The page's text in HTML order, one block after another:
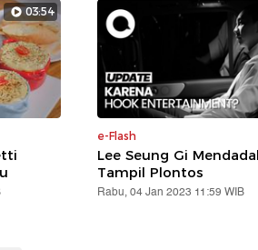
03:54
e-Flash
Lee Seung Gi
Tampil Plontos
Rabu, 04 Jan 2023 11:59 WIB